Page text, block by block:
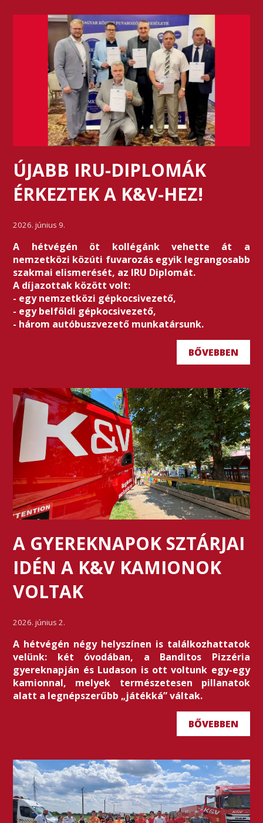
ÚJABB IRU-DIPLOMÁK
ÉRKEZTEK A K&V-HEZ!
2026. június 9.
A hétvégén öt kollégánk vehette át a
nemzetközi közúti fuvarozás egyik legrangosabb
szakmai elismerését, az IRU Diplomát.
A díjazottak között volt:
- egy nemzetközi gépkocsivezető,
- egy belföldi gépkocsivezető,
- három autóbuszvezető munkatársunk.
BŐVEBBEN
A GYEREKNAPOK SZTÁRJAI
IDÉN A K&V KAMIONOK
VOLTAK
2026. június 2.
A hétvégén négy helyszínen is találkozhattatok
velünk: két óvodában, a Banditos Pizzéria
gyereknapján és Ludason is ott voltunk egy-egy
kamionnal, melyek természetesen pillanatok
alatt a legnépszerűbb „játékká” váltak.
BŐVEBBEN